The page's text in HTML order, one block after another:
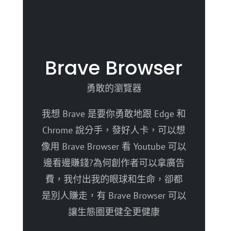
Brave Browser
勇敢的瀏覽器
我想 Brave 是要你勇敢地跟 Edge 和
Chrome 說分手，發好人卡，可以想
像用 Brave Browser 看 Youtube 可以
邊看邊賺錢?為何創作者可以拿廣告
費，我付出我的眼球和生命，卻都
是別人賺走，有 Brave Browser 可以
讓生態圈更健全更健康